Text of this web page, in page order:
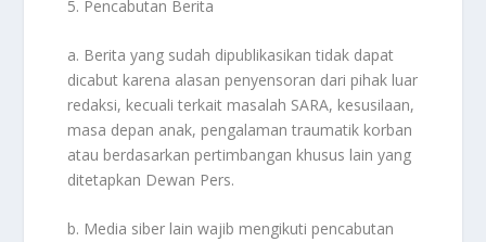
5. Pencabutan Berita
a. Berita yang sudah dipublikasikan tidak dapat
dicabut karena alasan penyensoran dari pihak luar
redaksi, kecuali terkait masalah SARA, kesusilaan,
masa depan anak, pengalaman traumatik korban
atau berdasarkan pertimbangan khusus lain yang
ditetapkan Dewan Pers.
b. Media siber lain wajib mengikuti pencabutan